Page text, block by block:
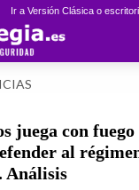
Ir a Versión Clásica o
juega con
al
Análisis